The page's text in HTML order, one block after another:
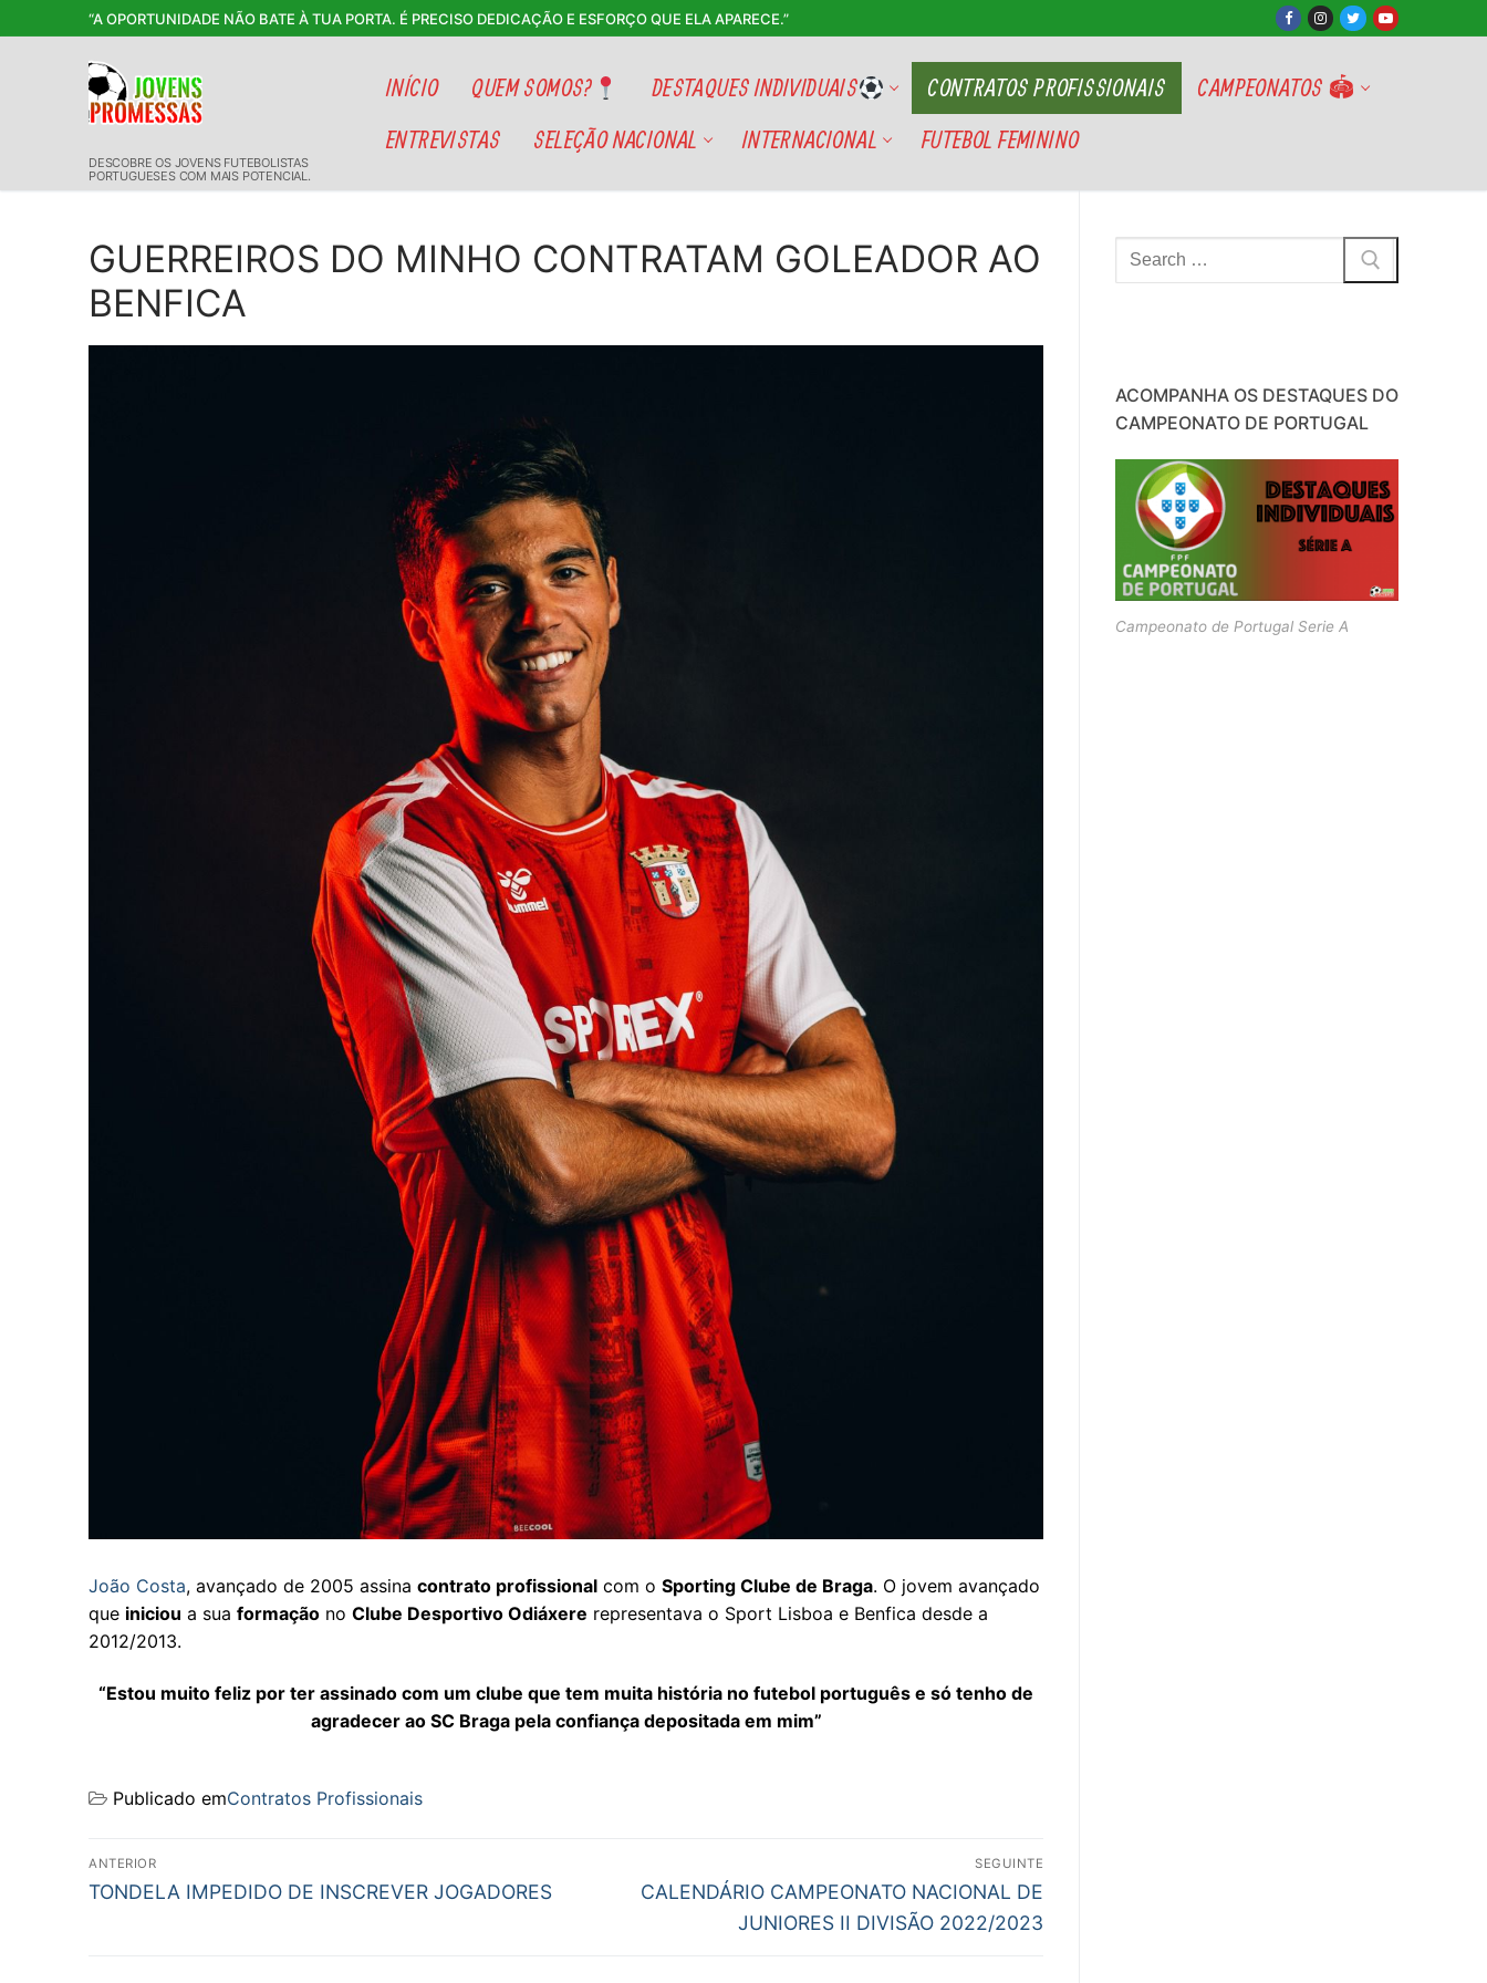
para
“A OPORTUNIDADE NÃO BATE À TUA PORTA. É PRECISO DEDICAÇÃO E ESFORÇO QUE ELA APARECE.”
DESCOBRE OS JOVENS FUTEBOLISTAS
PORTUGUESES COM MAIS POTENCIAL.
INÍCIO QUEM SOMOS? DESTAQUES INDIVIDUAIS CONTRATOS PROFISSIONAIS
CAMPEONATOS 🏟
ENTREVISTAS
SELEÇÃO NACIONAL INTERNACIONAL FUTEBOL FEMININO
GUERREIROS DO MINHO CONTRATAM GOLEADOR AO
BENFICA
João Costa, avançado de 2005 assina contrato profissional com o Sporting Clube de Braga. O jovem avançado
que iniciou a sua formação no Clube Desportivo Odiáxere representava o Sport Lisboa e Benfica desde a
2012/2013.
“Estou muito feliz por ter assinado com um clube que tem muita história no futebol português e só tenho de
agradecer ao SC Braga pela confiança depositada em mim”
Publicado emContratos Profissionais
Navegação
de
ANTERIOR
Previous
TONDELA IMPEDIDO DE INSCREVER JOGADORES
SEGUINTE
Next
CALENDÁRIO CAMPEONATO NACIONAL DE
JUNIORES II DIVISÃO 2022/2023
Pesquisar
ACOMPANHA OS DESTAQUES DO
CAMPEONATO DE PORTUGAL
Campeonato de Portugal Serie A